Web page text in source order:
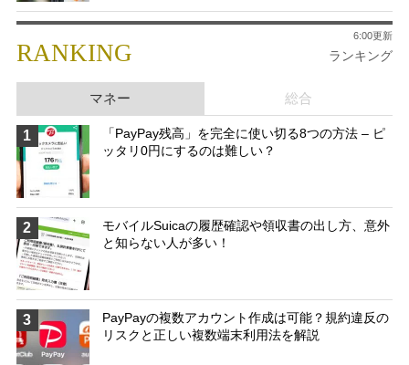
RANKING ランキング
6:00更新
マネー 総合
1
「PayPay残高」を完全に使い切る8つの方法 – ピ
ッタリ0円にするのは難しい？
2
モバイルSuicaの履歴確認や領収書の出し方、意外
と知らない人が多い！
3
PayPayの複数アカウント作成は可能？規約違反の
リスクと正しい複数端末利用法を解説